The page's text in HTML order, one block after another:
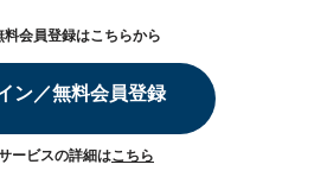
料会員登録はこちらから
ン／無料会員登録
ービスの詳細はこちら